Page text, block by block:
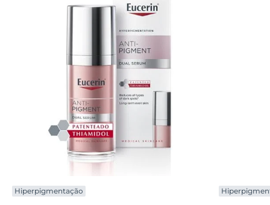
Hiperpigmentação